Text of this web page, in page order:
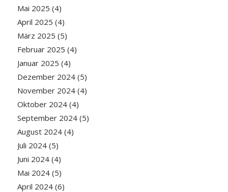
Mai 2025 (4)
April 2025 (4)
März 2025 (5)
Februar 2025 (4)
Januar 2025 (4)
Dezember 2024(5)
November 2024(4)
Oktober 2024(4)
September 2024(5)
August 2024(4)
Juli 2024(5)
Juni 2024(4)
Mai 2024(5)
April 2024(6)